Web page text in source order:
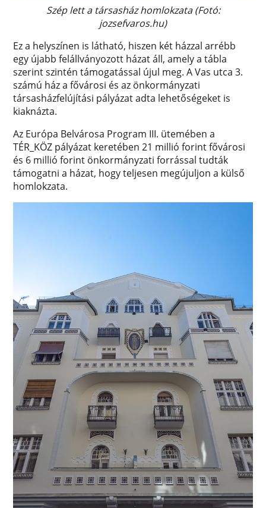
Szép lett a társasház homlokzata (Fotó:
jozsefvaros.hu)
Ez a helyszínen is látható, hiszen két házzal arrébb
egy újabb felállványozott házat áll, amely a tábla
szerint szintén támogatással újul meg. A Vas utca 3.
számú ház a fővárosi és az önkormányzati
társasházfelújítási pályázat adta lehetőségeket is
kiaknázta.
Az Európa Belvárosa Program III. ütemében a
TÉR_KÖZ pályázat keretében 21 millió forint fővárosi
és 6 millió forint önkormányzati forrással tudták
támogatni a házat, hogy teljesen megújuljon a külső
homlokzata.